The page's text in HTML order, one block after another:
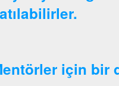
için bir